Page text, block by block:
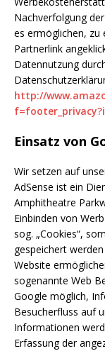
Nachverfolgung
es ermöglichen, zu
Partnerlink
Datennutzung
http://
Einsatz von
Wir setzen auf
AdSense ist ein
Amphitheatre
Einbinden von
sog. „Cookies“,
gespeichert
Website
sogenannte Web
Google möglich,
Besucherfluss auf
Informationen
Erfassung der